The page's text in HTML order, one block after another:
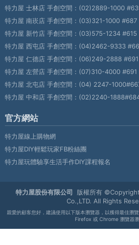
特力屋 士林店 手創空間： (02)2889-1000
特力屋 南崁店 手創空間： (03)321-1000 #687
特力屋 新竹店 手創空間： (03)575-1234 #615
特力屋 西屯店 手創空間： (04)2462-9333
特力屋 仁德店 手創空間： (06)249-2888 #691
特力屋 左營店 手創空間： (07)310-4000 #691
特力屋 北屯店 手創空間： (04) 2247-
特力屋 中和店 手創空間： (02)2240-
官方網站
特力屋線上購物網
特力屋DIY輕鬆玩家FB粉絲團
特力屋玩體驗享生活手作DIY課程報名
特力屋股份有限公司
版權所有
Co.,LTD. All Rights
親愛的顧客您好，建議使用以下版本瀏覽器，以獲得最佳瀏
Firefox 或 Chrome 瀏覽器